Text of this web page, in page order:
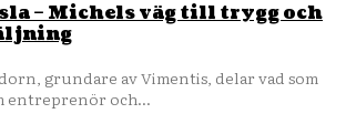
– Michels väg till trygg och
grundare av Vimentis, delar vad som
entreprenör och...